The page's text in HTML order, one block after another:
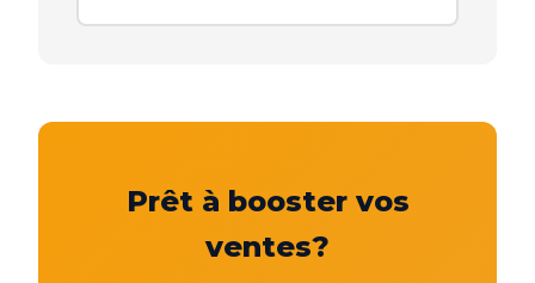
Prêt à booster vos
ventes?